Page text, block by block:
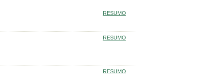
RESUMO
RESUMO
RESUMO